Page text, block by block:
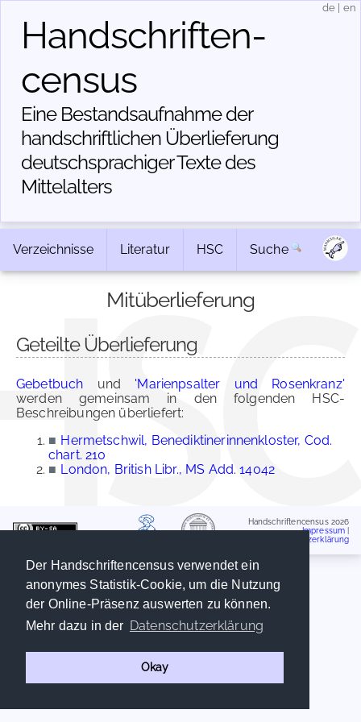
Der Handschriftencensus verwendet ein
anonymes Statistik-Cookie, um die Nutzung
der Online-Präsenz auswerten zu können.
Mehr dazu in der Datenschutzerklärung
Okay
Handschriften­
census
Eine Bestandsaufnahme der
handschriftlichen Über­lieferung
deutschsprachiger Texte des
Mittelalters
de en
Verzeichnisse Literatur HSC Suche
Mitüberlieferung
Geteilte Überlieferung
Gebetbuch und 'Marienpsalter und Rosenkranz'
werden gemeinsam in den folgenden HSC-
Beschreibungen überliefert:
■ Hermetschwil, Benediktinerinnenkloster, Cod.
chart. 210
■ London, British Libr., MS Add. 14042
Handschriftencensus 2026
Impressum
Datenschutzerklärung